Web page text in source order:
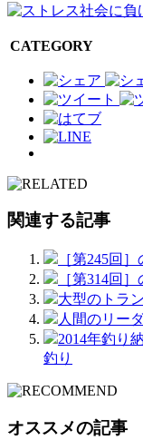
CATEGORY
関連する記事
［第245回
［第314回
大型のトラ
人間のリー
2014年釣り
釣り
オススメの記事